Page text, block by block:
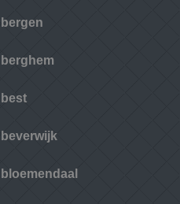
bergen
berghem
best
beverwijk
bloemendaal